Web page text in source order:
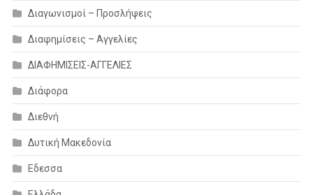
Διαγωνισμοί – Προσλήψεις
Διαφημίσεις – Αγγελίες
ΔΙΑΦΗΜΙΣΕΙΣ-ΑΓΓΕΛΙΕΣ
Διάφορα
Διεθνή
Δυτική Μακεδονία
Εδεσσα